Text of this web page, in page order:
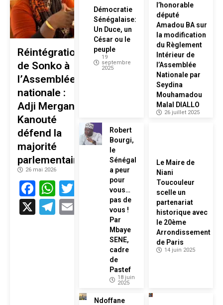
Réintégration
de Sonko à
l’Assemblée
nationale :
Adji Mergane
Kanouté
défend la
majorité
parlementaire
26 mai 2026
Facebook
WhatsApp
Twitter
X
Telegram
Email
Démocratie
Sénégalaise:
Un Duce, un
César ou le
peuple
19
septembre
2025
l’honorable
député
Amadou BA sur
la modification
du Règlement
Intérieur de
l’Assemblée
Nationale par
Seydina
Mouhamadou
Malal DIALLO
26 juillet 2025
Robert
Bourgi,
le
Sénégal
a peur
pour
vous…
pas de
vous !
Par
Mbaye
SENE,
cadre
de
Pastef
18 juin
2025
Le Maire de
Niani
Toucouleur
scelle un
partenariat
historique avec
le 20ème
Arrondissement
de Paris
14 juin 2025
Ndoffane